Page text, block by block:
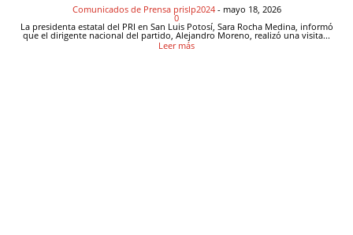
Comunicados de Prensa prislp2024 - mayo 18, 2026
0
La presidenta estatal del PRI en San Luis Potosí, Sara Rocha Medina, informó
que el dirigente nacional del partido, Alejandro Moreno, realizó una visita...
Leer más